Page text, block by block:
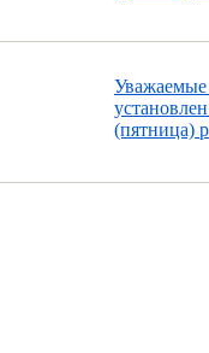
(пятница)